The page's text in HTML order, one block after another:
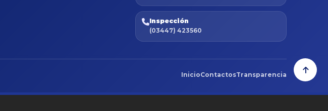
Inspección
(03447) 423560
InicioContactosTransparencia